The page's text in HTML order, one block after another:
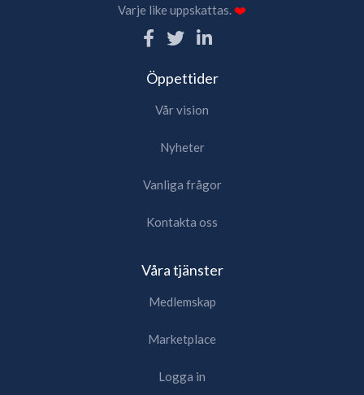
Varje like uppskattas.❤️
Öppettider
Vår vision
Nyheter
Vanliga frågor
Kontakta oss
Våra tjänster
Medlemskap
Marketplace
Logga in